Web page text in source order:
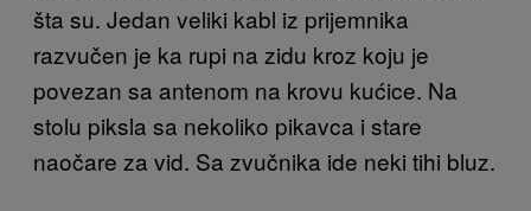
šta su. Jedan veliki kabl iz prijemnika
razvučen je ka rupi na zidu kroz koju je
povezan sa antenom na krovu kućice. Na
stolu piksla sa nekoliko pikavca i stare
naočare za vid. Sa zvučnika ide neki tihi bluz.